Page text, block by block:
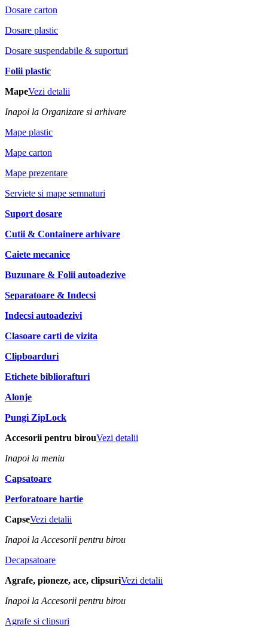
Dosare carton
Dosare plastic
Dosare suspendabile & suporturi
Folii plastic
MapeVezi detalii
Inapoi la Organizare si arhivare
Mape plastic
Mape carton
Mape prezentare
Serviete si mape semnaturi
Suport dosare
Cutii & Containere arhivare
Caiete mecanice
Buzunare & Folii autoadezive
Separatoare & Indecsi
Indecsi autoadezivi
Clasoare carti de vizita
Clipboarduri
Etichete bibliorafturi
Alonje
Pungi ZipLock
Accesorii pentru birouVezi detalii
Inapoi la meniu
Capsatoare
Perforatoare hartie
CapseVezi detalii
Inapoi la Accesorii pentru birou
Decapsatoare
Agrafe, pioneze, ace, clipsuriVezi detalii
Inapoi la Accesorii pentru birou
Agrafe si clipsuri